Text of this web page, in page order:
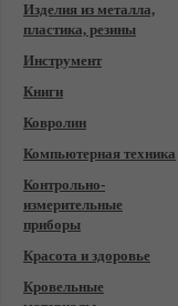
Изделия из металла,
пластика, резины
Инструмент
Книги
Ковролин
Компьютерная техника
Контрольно-
измерительные
приборы
Красота и здоровье
Кровельные